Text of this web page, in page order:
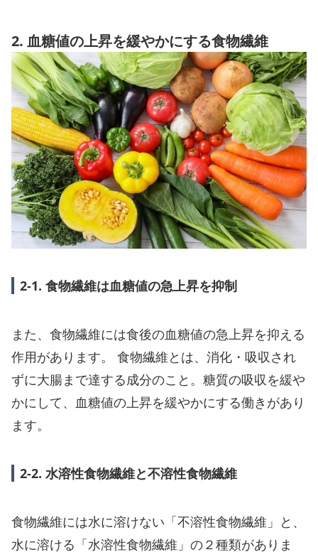
2. 血糖値の上昇を緩やかにする食物繊維
2-1. 食物繊維は血糖値の急上昇を抑制
また、食物繊維には食後の血糖値の急上昇を抑える
作用があります。 食物繊維とは、消化・吸収され
ずに大腸まで達する成分のこと。糖質の吸収を緩や
かにして、血糖値の上昇を緩やかにする働きがあり
ます。
2-2. 水溶性食物繊維と不溶性食物繊維
食物繊維には水に溶けない「不溶性食物繊維」と、
水に溶ける「水溶性食物繊維」の２種類がありま